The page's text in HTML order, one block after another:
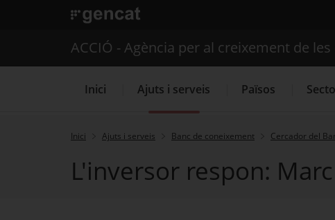
. Obre en una nova finestra.
Serveis d'internacionalització
ACCIÓ - Agència per al creixement de
Inici Ajuts i serveis Països
Inici Ajuts i serveis Banc de coneixement Cercador del
L'inversor respon: